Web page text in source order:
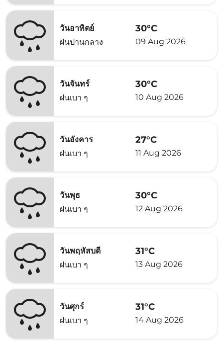
วันอาทิตย์
ฝนปานกลาง
30°C
09 Aug 2026
วันจันทร์
ฝนเบา ๆ
30°C
10 Aug 2026
วันอังคาร
ฝนเบา ๆ
27°C
11 Aug 2026
วันพุธ
ฝนเบา ๆ
30°C
12 Aug 2026
วันพฤหัสบดี
ฝนเบา ๆ
31°C
13 Aug 2026
วันศุกร์
ฝนเบา ๆ
31°C
14 Aug 2026